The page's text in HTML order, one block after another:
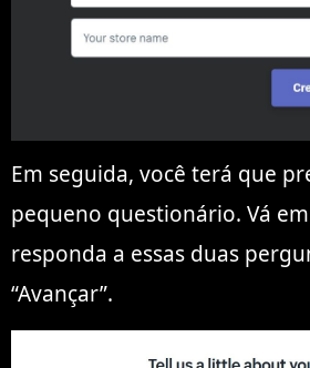
Em seguida, você terá que
pequeno questionário. Vá
responda a essas duas
“Avançar”.